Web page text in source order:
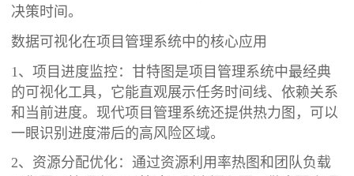
决策时间。
数据可视化在项目管理系统中的核心应用
1、项目进度监控：甘特图是项目管理系统中最经典
的可视化工具，它能直观展示任务时间线、依赖关系
和当前进度。现代项目管理系统还提供热力图，可以
一眼识别进度滞后的高风险区域。
2、资源分配优化：通过资源利用率热图和团队负载